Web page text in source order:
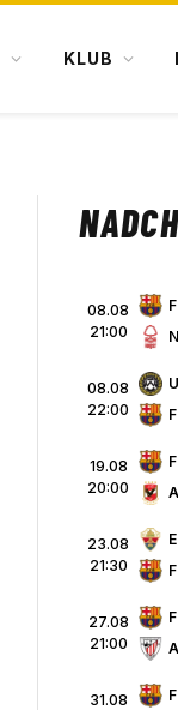
KLUB
08.08
21:00
08.08
22:00
19.08
20:00
23.08
21:30
27.08
21:00
31.08